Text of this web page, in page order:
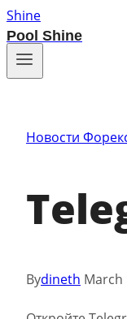
Pool Shine
Новости
Bydineth March